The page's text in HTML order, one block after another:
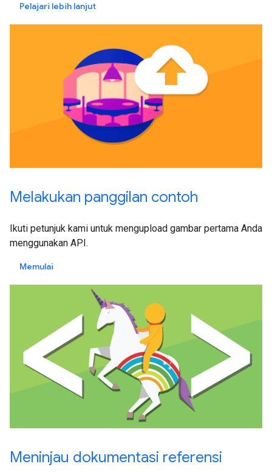
Pelajari lebih lanjut
Melakukan panggilan contoh
Ikuti petunjuk kami untuk mengupload gambar pertama Anda
menggunakan API.
Memulai
Meninjau dokumentasi referensi